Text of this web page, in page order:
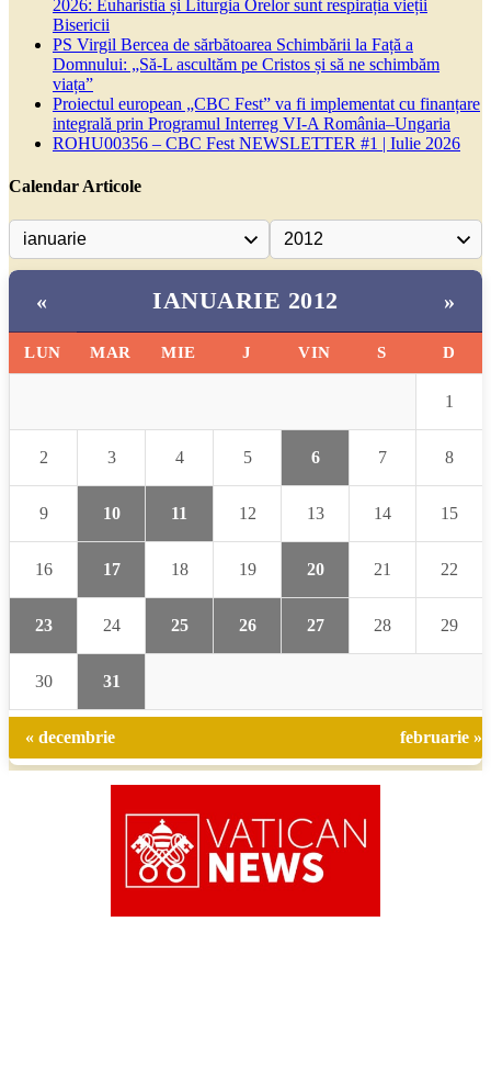
2026: Euharistia și Liturgia Orelor sunt respirația vieții
Bisericii
PS Virgil Bercea de sărbătoarea Schimbării la Față a
Domnului: „Să-L ascultăm pe Cristos și să ne schimbăm
viața”
Proiectul european „CBC Fest” va fi implementat cu finanțare
integrală prin Programul Interreg VI-A România–Ungaria
ROHU00356 – CBC Fest NEWSLETTER #1 | Iulie 2026
Calendar Articole
« IANUARIE 2012 »
LUN MAR MIE J VIN S D
1
2 3 4 5 6 7 8
9 10 11 12 13 14 15
16 17 18 19 20 21 22
23 24 25 26 27 28 29
30 31
« decembrie februarie »